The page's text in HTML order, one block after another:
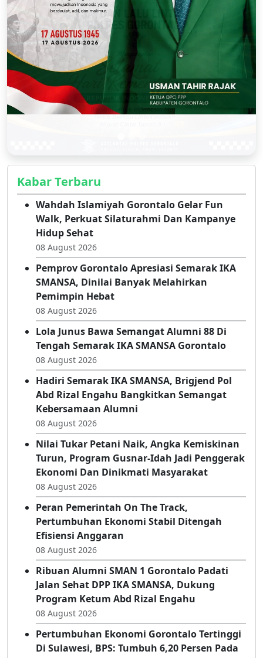
Kabar Terbaru
Wahdah Islamiyah Gorontalo Gelar Fun
Walk, Perkuat Silaturahmi Dan Kampanye
Hidup Sehat
08 August 2026
Pemprov Gorontalo Apresiasi Semarak IKA
SMANSA, Dinilai Banyak Melahirkan
Pemimpin Hebat
08 August 2026
Lola Junus Bawa Semangat Alumni 88 Di
Tengah Semarak IKA SMANSA Gorontalo
08 August 2026
Hadiri Semarak IKA SMANSA, Brigjend Pol
Abd Rizal Engahu Bangkitkan Semangat
Kebersamaan Alumni
08 August 2026
Nilai Tukar Petani Naik, Angka Kemiskinan
Turun, Program Gusnar-Idah Jadi Penggerak
Ekonomi Dan Dinikmati Masyarakat
08 August 2026
Peran Pemerintah On The Track,
Pertumbuhan Ekonomi Stabil Ditengah
Efisiensi Anggaran
08 August 2026
Ribuan Alumni SMAN 1 Gorontalo Padati
Jalan Sehat DPP IKA SMANSA, Dukung
Program Ketum Abd Rizal Engahu
08 August 2026
Pertumbuhan Ekonomi Gorontalo Tertinggi
Di Sulawesi, BPS: Tumbuh 6,20 Persen Pada